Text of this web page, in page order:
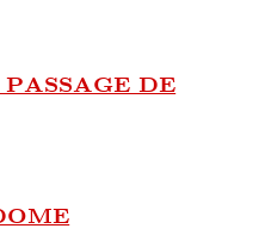
DE